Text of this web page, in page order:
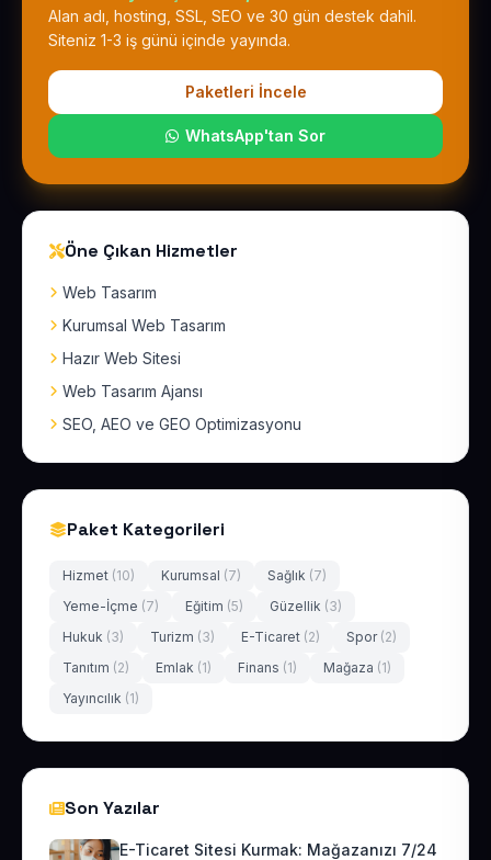
Alan adı, hosting, SSL, SEO ve 30 gün destek dahil.
Siteniz 1-3 iş günü içinde yayında.
Paketleri İncele
WhatsApp'tan Sor
Öne Çıkan Hizmetler
Web Tasarım
Kurumsal Web Tasarım
Hazır Web Sitesi
Web Tasarım Ajansı
SEO, AEO ve GEO Optimizasyonu
Paket Kategorileri
Hizmet (10) Kurumsal (7) Sağlık (7)
Yeme-İçme (7) Eğitim (5) Güzellik (3)
Hukuk (3) Turizm (3) E-Ticaret (2) Spor (2)
Tanıtım (2) Emlak (1) Finans (1) Mağaza (1)
Yayıncılık (1)
Son Yazılar
E-Ticaret Sitesi Kurmak: Mağazanızı 7/24